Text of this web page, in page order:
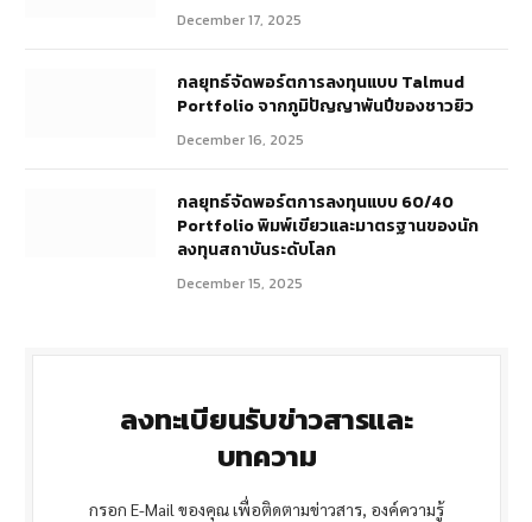
December 17, 2025
กลยุทธ์จัดพอร์ตการลงทุนแบบ Talmud
Portfolio จากภูมิปัญญาพันปีของชาวยิว
December 16, 2025
กลยุทธ์จัดพอร์ตการลงทุนแบบ 60/40
Portfolio พิมพ์เขียวและมาตรฐานของนัก
ลงทุนสถาบันระดับโลก
December 15, 2025
ลงทะเบียนรับข่าวสารและ
บทความ
กรอก E-Mail ของคุณ เพื่อติดตามข่าวสาร, องค์ความรู้